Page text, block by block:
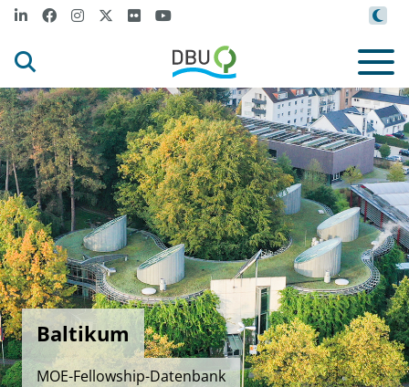
Baltikum
MOE-Fellowship-Datenbank